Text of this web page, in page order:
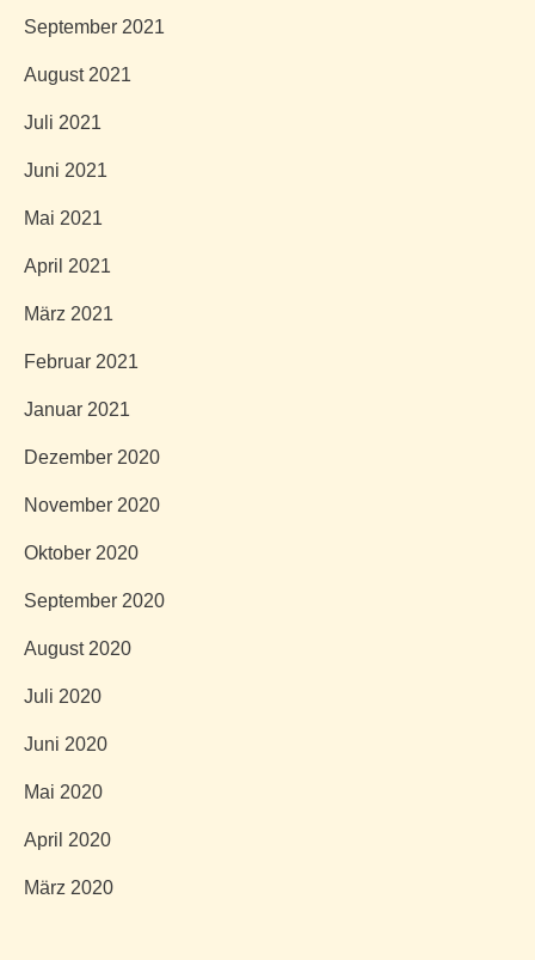
September 2021
August 2021
Juli 2021
Juni 2021
Mai 2021
April 2021
März 2021
Februar 2021
Januar 2021
Dezember 2020
November 2020
Oktober 2020
September 2020
August 2020
Juli 2020
Juni 2020
Mai 2020
April 2020
März 2020